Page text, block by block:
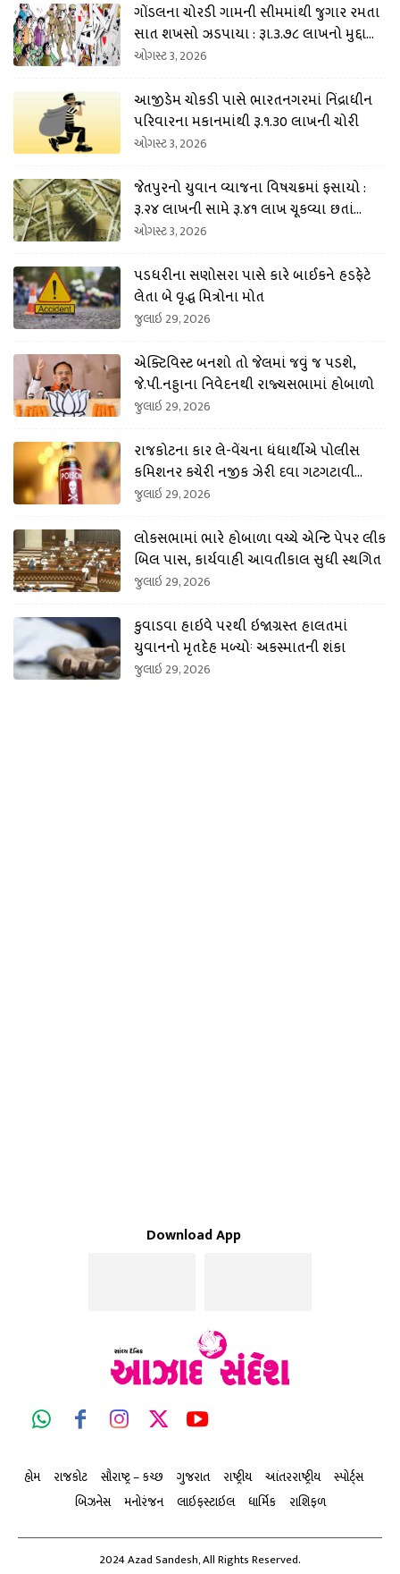
ગોંડલના ચોરડી ગામની સીમમાંથી જુગાર રમતા
સાત શખસો ઝડપાયા : રૂા.૩.૭૮ લાખનો મુદ્દામા
લ કબજે
ઓગસ્ટ 3, 2026
આજીડેમ ચોકડી પાસે ભારતનગરમાં નિંદ્રાધીન
પરિવારના મકાનમાંથી રૂ.૧.૩૦ લાખની ચોરી
ઓગસ્ટ 3, 2026
જેતપુરનો યુવાન વ્યાજના વિષચક્રમાં ફસાયો :
રૂ.૨૪ લાખની સામે રૂ.૪૧ લાખ ચૂકવ્યા છતાં
ધમકી અપાતી
ઓગસ્ટ 3, 2026
પડધરીના સણોસરા પાસે કારે બાઈકને હડફેટે
લેતા બે વૃદ્ધ મિત્રોના મોત
જુલાઇ 29, 2026
એક્ટિવિસ્ટ બનશો તો જેલમાં જવું જ પડશે,
જે.પી.નડ્ડાના નિવેદનથી રાજ્યસભામાં હોબાળો
જુલાઇ 29, 2026
રાજકોટના કાર લે-વેંચના ધંધાર્થીએ પોલીસ
કમિશનર કચેરી નજીક ઝેરી દવા ગટગટાવી
લીધી
જુલાઇ 29, 2026
લોકસભામાં ભારે હોબાળા વચ્ચે એન્ટિ પેપર લીક
બિલ પાસ, કાર્યવાહી આવતીકાલ સુધી સ્થગિત
જુલાઇ 29, 2026
કુવાડવા હાઇવે પરથી ઇજાગ્રસ્ત હાલતમાં
યુવાનનો મૃતદેહ મળ્યોઃ અકસ્માતની શંકા
જુલાઇ 29, 2026
Download App
હોમ રાજકોટ સૌરાષ્ટ્ર – કચ્છ ગુજરાત રાષ્ટ્રીય આંતરરાષ્ટ્રીય
સ્પોર્ટ્સ
બિઝનેસ
મનોરંજન લાઇફસ્ટાઇલ ધાર્મિક રાશિફળ
2024 Azad Sandesh, All Rights Reserved.